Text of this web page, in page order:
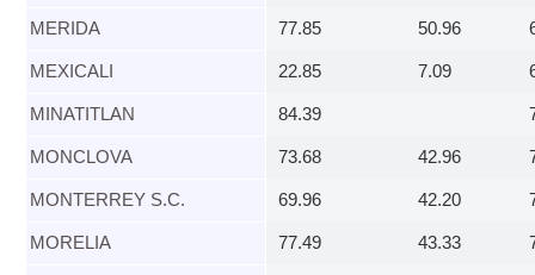
MERIDA​ 77.85 50.96
​MEXICALI 22.85 7.09
MINATITLAN​ 84.39
MONCLOVA​ 73.68 42.96
MONTERREY S.C.​ 69.96 42.20
​MORELIA 77.49 43.33